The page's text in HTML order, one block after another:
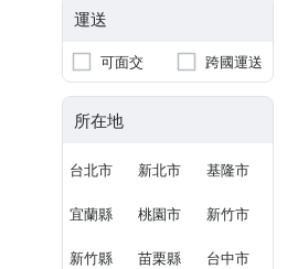
運送
可面交 跨國運送
所在地
台北市 新北市 基隆市
宜蘭縣 桃園市 新竹市
新竹縣 苗栗縣 台中市